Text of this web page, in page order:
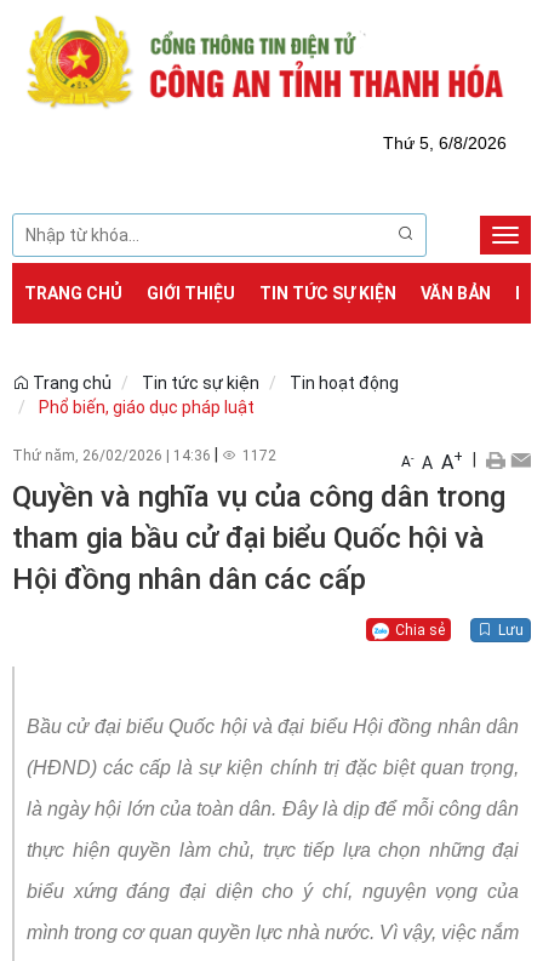
Thứ 5, 6/8/2026
TRANG CHỦ GIỚI THIỆU TIN TỨC SỰ KIỆN VĂN BẢN
Trang chủ Tin tức sự kiện
Tin hoạt động
Phổ biến, giáo dục pháp luật
Thứ năm, 26/02/2026 | 14:36 1172 A- A A+
Quyền và nghĩa vụ của công dân trong
tham gia bầu cử đại biểu Quốc hội và
Hội đồng nhân dân các cấp
Chia sẻ Lưu
Bầu cử đại biểu Quốc hội và đại biểu Hội đồng nhân dân
(HĐND) các cấp là sự kiện chính trị đặc biệt quan trọng,
là ngày hội lớn của toàn dân. Đây là dịp để mỗi công dân
thực hiện quyền làm chủ, trực tiếp lựa chọn những đại
biểu xứng đáng đại diện cho ý chí, nguyện vọng của
mình trong cơ quan quyền lực nhà nước. Vì vậy, việc nắm